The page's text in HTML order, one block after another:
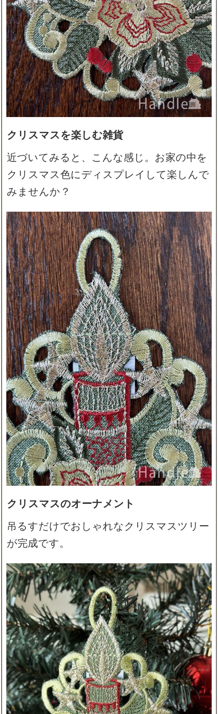
クリスマスを楽しむ雑貨
近づいてみると、こんな感じ。お家の中を
クリスマス色にディスプレイして楽しんで
みませんか？
クリスマスのオーナメント
吊るすだけでおしゃれなクリスマスツリー
が完成です。